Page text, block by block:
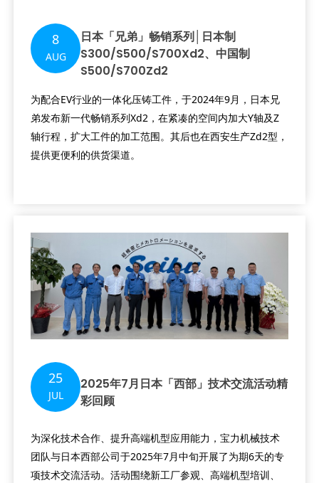
8
AUG
日本「兄弟」畅销系列│日本制
S300/S500/S700Xd2、中国制
S500/S700Zd2
为配合EV行业的一体化压铸工件，于2024年9月，日本兄
弟发布新一代畅销系列Xd2，在紧凑的空间内加大Y轴及Z
轴行程，扩大工件的加工范围。其后也在西安生产Zd2型，
提供更便利的供货渠道。
25
JUL
2025年7月日本「西部」技术交流活动精
彩回顾
为深化技术合作、提升高端机型应用能力，宝力机械技术
团队与日本西部公司于2025年7月中旬开展了为期6天的专
项技术交流活动。活动围绕新工厂参观、高端机型培训、